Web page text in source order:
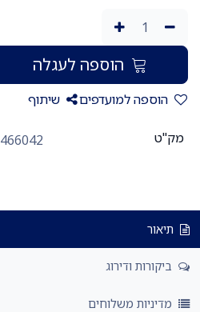
הוספה לעגלה
הוספה למועדפים שיתוף
מק"ט 466042
תיאור
ביקורות ודירוג
מדיניות משלוחים